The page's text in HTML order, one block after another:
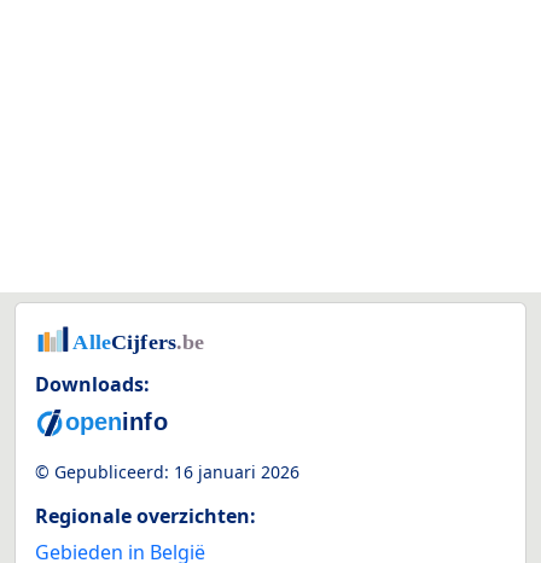
Downloads:
© Gepubliceerd: 16 januari 2026
Regionale overzichten:
Gebieden in België